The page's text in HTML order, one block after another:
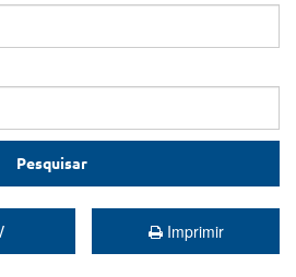
Pesquisar
Imprimir